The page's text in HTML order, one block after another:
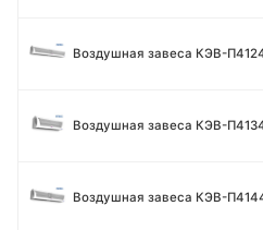
Воздушная завеса КЭВ-
Воздушная завеса КЭВ-
Воздушная завеса КЭВ-